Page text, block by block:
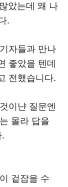
았는데 왜 나
.
자들과 만나
좋았을 텐데
전했습니다.
이냔 질문엔
몰라 답을
겉잡을 수